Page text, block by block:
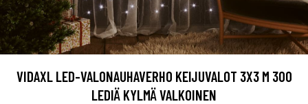
VIDAXL LED-VALONAUHAVERHO KEIJUVALOT 3X3 M 300
LEDIÄ KYLMÄ VALKOINEN